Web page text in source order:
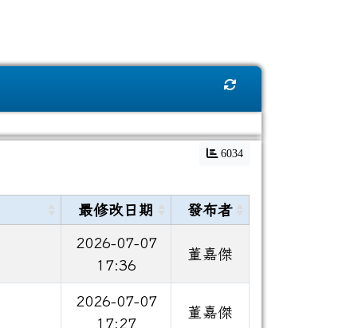
重新取得佈景設定
6034
最修改日期 發布者
2026-07-07
17:36
董嘉傑
2026-07-07
17:27
董嘉傑